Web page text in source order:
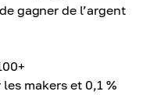
gagner de l’argent
makers et 0,1 %